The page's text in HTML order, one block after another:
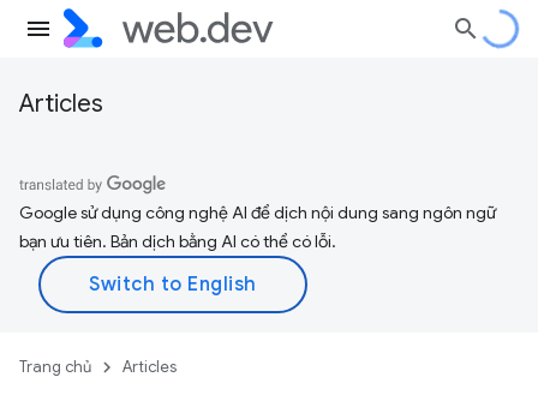
Articles
Google sử dụng công nghệ AI để dịch nội dung sang ngôn ngữ
bạn ưu tiên. Bản dịch bằng AI có thể có lỗi.
Trang chủ Articles